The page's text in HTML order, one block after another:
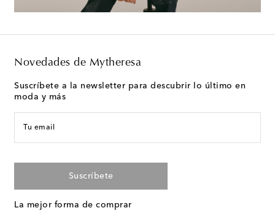
Novedades de Mytheresa
Suscríbete a la newsletter para descubrir lo último en
moda y más
Tu email
Suscríbete
La mejor forma de comprar